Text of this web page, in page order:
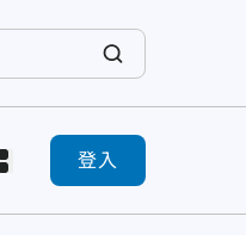
登入